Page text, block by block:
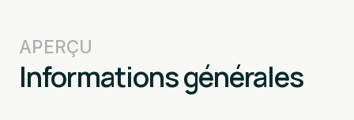
APERÇU
Informations générales